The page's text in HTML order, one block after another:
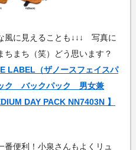
風に見えることも↓↓↓ 写真に
ちまち（笑）どう思います？
LABEL（ザノースフェイスパ
ク バックパック 男女兼
DAY PACK NN7403N 】
便利！小泉さんもよくリュ